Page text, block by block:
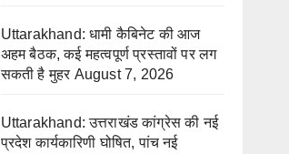
Uttarakhand: धामी कैबिनेट की आज
अहम बैठक, कई महत्वपूर्ण प्रस्तावों पर लग
सकती है मुहर August 7, 2026
Uttarakhand: उत्तराखंड कांग्रेस की नई
प्रदेश कार्यकारिणी घोषित, पांच नई